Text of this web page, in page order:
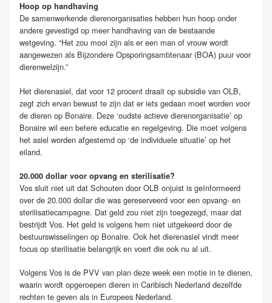
Hoop op handhaving
De samenwerkende dierenorganisaties hebben hun hoop onder
andere gevestigd op meer handhaving van de bestaande
wetgeving. “Het zou mooi zijn als er een man of vrouw wordt
aangewezen als Bijzondere Opsporingsambtenaar (BOA) puur voor
dierenwelzijn.”
Het dierenasiel, dat voor 12 procent draait op subsidie van OLB,
zegt zich ervan bewust te zijn dat er iets gedaan moet worden voor
de dieren op Bonaire. Deze ‘oudste actieve dierenorganisatie’ op
Bonaire wil een betere educatie en regelgeving. Die moet volgens
het asiel worden afgestemd op ‘de individuele situatie’ op het
eiland.
20.000 dollar voor opvang en sterilisatie?
Vos sluit niet uit dat Schouten door OLB onjuist is geïnformeerd
over de 20.000 dollar die was gereserveerd voor een opvang- en
sterilisatiecampagne. Dat geld zou niet zijn toegezegd, maar dat
bestrijdt Vos. Het geld is volgens hem niet uitgekeerd door de
bestuurswisselingen op Bonaire. Ook het dierenasiel vindt meer
focus op sterilisatie belangrijk en voert die ook nu al uit.
Volgens Vos is de PVV van plan deze week een motie in te dienen,
waarin wordt opgeroepen dieren in Caribisch Nederland dezelfde
rechten te geven als in Europees Nederland.